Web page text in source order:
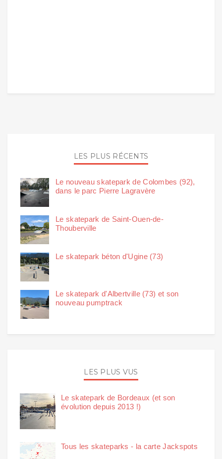
LES PLUS RÉCENTS
Le nouveau skatepark de Colombes (92),
dans le parc Pierre Lagravère
Le skatepark de Saint-Ouen-de-
Thouberville
Le skatepark béton d'Ugine (73)
Le skatepark d'Albertville (73) et son
nouveau pumptrack
LES PLUS VUS
Le skatepark de Bordeaux (et son
évolution depuis 2013 !)
Tous les skateparks - la carte Jackspots